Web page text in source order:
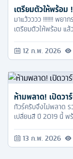
เตรียมตัวให้พร้อ
มาแว้วววว !!!!!!! พยา
เตรียมตัวให้พร้อม แ
12 ก.พ. 2026
ห้ามพลาด! เปิดว
ทัวร์ครับจึงไม่พลาด
เปลี่ยนสี ปี 2019 นี้ พ
13 ก.พ. 2026